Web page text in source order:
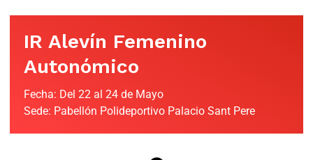
IR Alevín Femenino
Autonómico
Fecha: Del 22 al 24 de Mayo
Sede: Pabellón Polideportivo Palacio Sant Pere